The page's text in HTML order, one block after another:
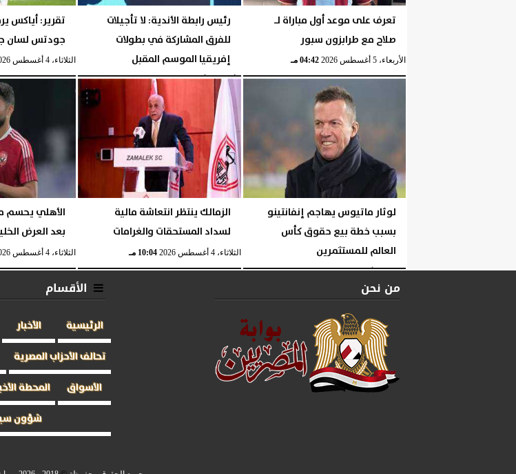
تعرف على موعد أول مباراة لـ
صلاح مع طرابزون سبور
الأربعاء، 5 أغسطس 2026 04:42 مـ
رئيس رابطة الأندية: لا تأجيلات
للفرق المشاركة في بطولات
إفريقيا الموسم المقبل
الأربعاء، 5 أغسطس 2026 04:40 مـ
تقرير: أياكس
جودتس لسان
الثلاثاء، 4 أغسطس 2026
لوثار ماتيوس يهاجم إنفانتينو
بسبب خطة بيع حقوق كأس
العالم للمستثمرين
الثلاثاء، 4 أغسطس 2026 10:06 مـ
الزمالك ينتظر انتعاشة مالية
لسداد المستحقات والغرامات
الثلاثاء، 4 أغسطس 2026 10:04 مـ
الأهلي يحسم
بعد العرض
الثلاثاء، 4 أغسطس 2026
من نحن الأقسام
الرئيسية الأخبار
تحالف الأحزاب المصرية
الأسواق
المحطة
شؤون